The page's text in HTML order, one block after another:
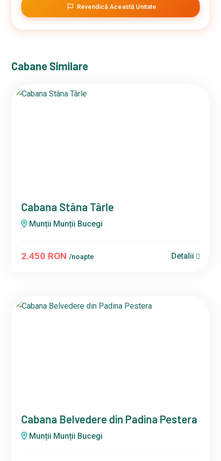
Revendică Această Unitate
Cabane Similare
Cabana Stâna Târle
Munții Munții Bucegi
2.450 RON/noapte Detalii
Cabana Belvedere din Padina Pestera
Munții Munții Bucegi